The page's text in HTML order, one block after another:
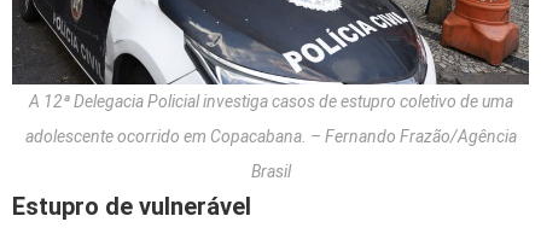
A 12ª Delegacia Policial investiga casos de estupro coletivo de uma
adolescente ocorrido em Copacabana. – Fernando Frazão/Agência
Brasil
Estupro de vulnerável